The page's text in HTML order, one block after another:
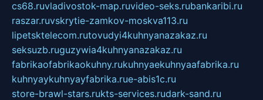
cs68.ruvladivostok-map.ruvideo-seks.rubankaribi.ru
raszar.ruvskrytie-zamkov-moskva113.ru
lipetsktelecom.rutovudyi4kuhnyanazakaz.ru
seksuzb.ruguzywia4kuhnyanazakaz.ru
fabrikaofabrikaokuhny.rukuhnyaekuhnyaafabrika.ru
kuhnyaykuhnyayfabrika.rue-abis1c.ru
store-brawl-stars.rukts-services.rudark-sand.ru